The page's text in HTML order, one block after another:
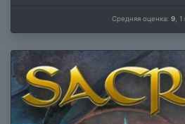
Средняя оценка: 9 1